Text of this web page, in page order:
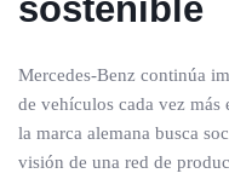
sostenible
Mercedes-Benz continúa
de vehículos cada vez
la marca alemana busca
visión de una red de